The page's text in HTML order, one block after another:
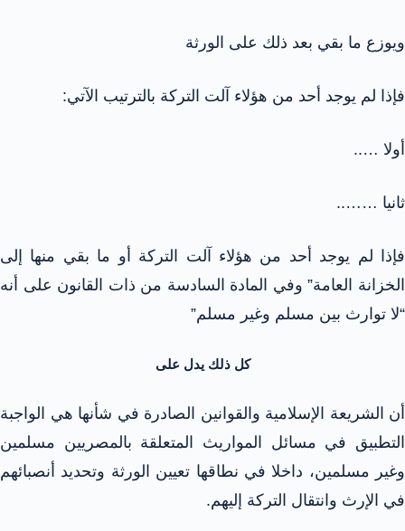
ويوزع ما بقي بعد ذلك على الورثة
فإذا لم يوجد أحد من هؤلاء آلت التركة بالترتيب الآتي:
أولا …..
ثانيا ……..
فإذا لم يوجد أحد من هؤلاء آلت التركة أو ما بقي منها إلى
الخزانة العامة” وفي المادة السادسة من ذات القانون على أنه
“لا توارث بين مسلم وغير مسلم”
كل ذلك يدل على
أن الشريعة الإسلامية والقوانين الصادرة في شأنها هي الواجبة
التطبيق في مسائل المواريث المتعلقة بالمصريين مسلمين
وغير مسلمين، داخلا في نطاقها تعيين الورثة وتحديد أنصبائهم
في الإرث وانتقال التركة إليهم.